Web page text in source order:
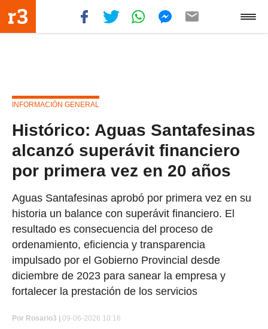
INFORMACIÓN GENERAL
Histórico: Aguas Santafesinas
alcanzó superávit financiero
por primera vez en 20 años
Aguas Santafesinas aprobó por primera vez en su
historia un balance con superávit financiero. El
resultado es consecuencia del proceso de
ordenamiento, eficiencia y transparencia
impulsado por el Gobierno Provincial desde
diciembre de 2023 para sanear la empresa y
fortalecer la prestación de los servicios
Por Rosario3 | 09-06-2026 10:16